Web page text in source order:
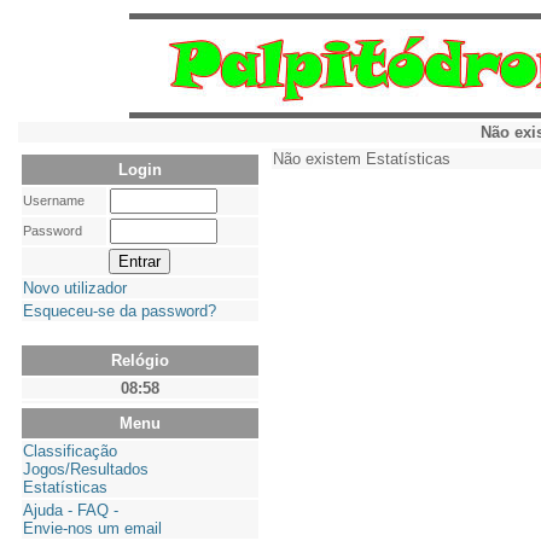
Não
Login
Username
Password
Novo utilizador
Esqueceu-se da password?
Relógio
08:58
Menu
Classificação
Jogos/Resultados
Estatísticas
Ajuda - FAQ -
Envie-nos um email
Não existem Estatísticas